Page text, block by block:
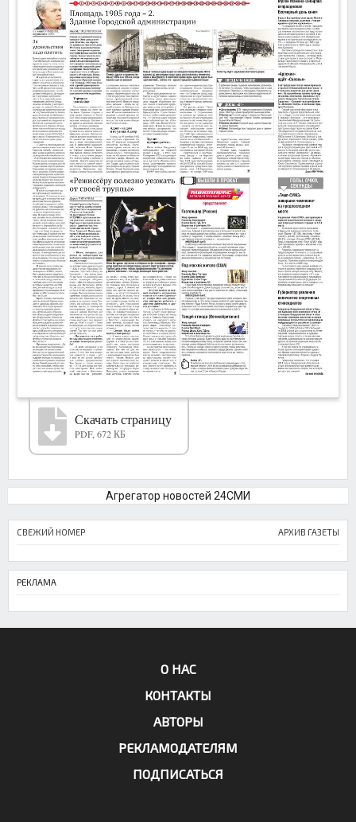
Скачать страницу
PDF, 672 КБ
Агрегатор новостей 24СМИ
СВЕЖИЙ НОМЕР АРХИВ ГАЗЕТЫ
РЕКЛАМА
О НАС
КОНТАКТЫ
АВТОРЫ
РЕКЛАМОДАТЕЛЯМ
ПОДПИСАТЬСЯ